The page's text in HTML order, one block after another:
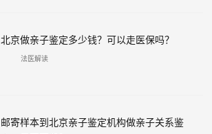
北京做亲子鉴定多少钱？可以走医保吗？
法医解读
邮寄样本到北京亲子鉴定机构做亲子关系鉴